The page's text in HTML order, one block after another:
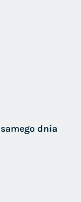
dnia